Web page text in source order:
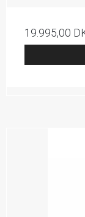
19.995,00